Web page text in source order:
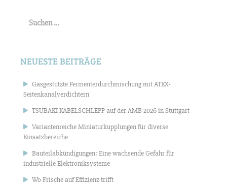
nach:
NEUESTE BEITRÄGE
Gasgestützte Fermenterdurchmischung mit ATEX-
Seitenkanalverdichtern
TSUBAKI KABELSCHLEPP auf der AMB 2026 in Stuttgart
Variantenreiche Miniaturkupplungen für diverse
Einsatzbereiche
Bauteilabkündigungen: Eine wachsende Gefahr für
industrielle Elektroniksysteme
Wo Frische auf Effizienz trifft